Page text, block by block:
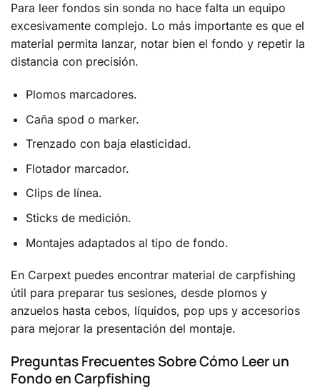
Para leer fondos sin sonda no hace falta un equipo
excesivamente complejo. Lo más importante es que el
material permita lanzar, notar bien el fondo y repetir la
distancia con precisión.
Plomos marcadores.
Caña spod o marker.
Trenzado con baja elasticidad.
Flotador marcador.
Clips de línea.
Sticks de medición.
Montajes adaptados al tipo de fondo.
En Carpext puedes encontrar material de carpfishing
útil para preparar tus sesiones, desde plomos y
anzuelos hasta cebos, líquidos, pop ups y accesorios
para mejorar la presentación del montaje.
Preguntas Frecuentes Sobre Cómo Leer un
Fondo en Carpfishing